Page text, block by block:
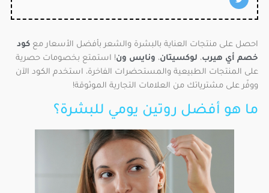
احصل على منتجات العناية بالبشرة والشعر بأفضل الأسعار مع كود
خصم أي هيرب، لوكسيتان، ونايس ون! استمتع بخصومات حصرية
على المنتجات الطبيعية والمستحضرات الفاخرة، استخدم الكود الآن
ووفّر على مشترياتك من العلامات التجارية الموثوقة!
ما هو أفضل روتين يومي للبشرة؟